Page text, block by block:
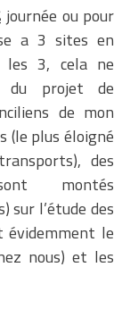
ou pour
a 3 sites en
les 3, cela ne
du projet de
de mon
(le plus éloigné
des
montés
sur l’étude des
évidemment le
nous) et les